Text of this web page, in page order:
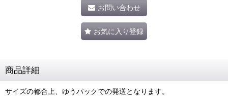
お問い合わせ
お気に入り登録
商品詳細
サイズの都合上、ゆうパックでの発送となります。